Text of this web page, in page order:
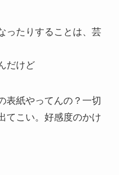
ったりすることは、芸
だけど
表紙やってんの？一切
てこい。好感度のかけ